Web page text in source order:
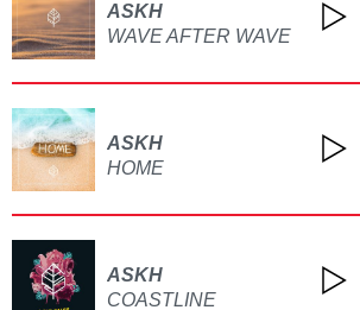
ASKH
WAVE AFTER WAVE
ASKH
HOME
ASKH
COASTLINE